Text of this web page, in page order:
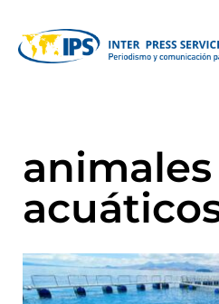
animales